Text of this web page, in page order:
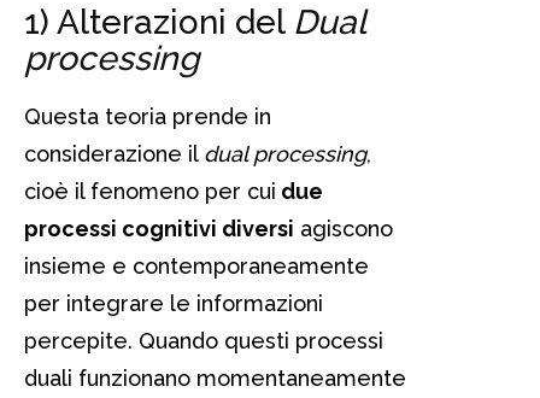
1) Alterazioni del Dual
processing
Questa teoria prende in
considerazione il dual processing,
cioè il fenomeno per cui due
processi cognitivi diversi agiscono
insieme e contemporaneamente
per integrare le informazioni
percepite. Quando questi processi
duali funzionano momentaneamente